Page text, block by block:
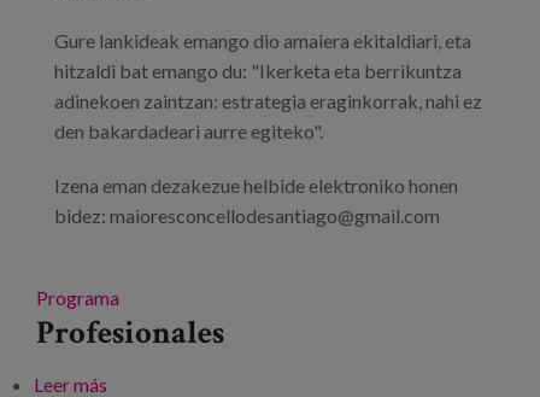
Gure lankideak emango dio amaiera ekitaldiari, eta
hitzaldi bat emango du: "Ikerketa eta berrikuntza
adinekoen zaintzan: estrategia eraginkorrak, nahi ez
den bakardadeari aurre egiteko".
Izena eman dezakezue helbide elektroniko honen
bidez: maioresconcellodesantiago@gmail.com
Programa
Profesionales
Leer más